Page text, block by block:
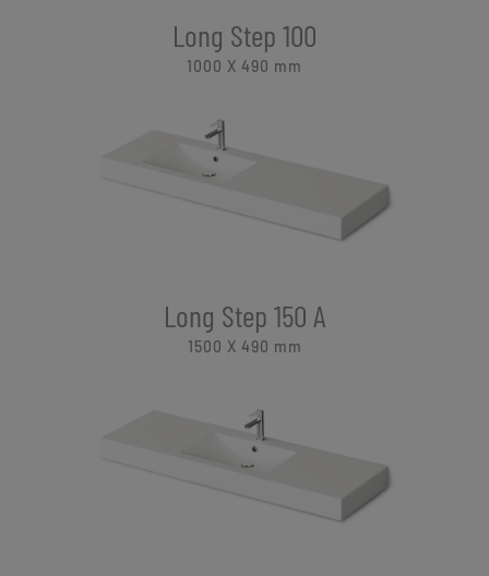
Long Step 100
1000 X 490 mm
Long Step 150 A
1500 X 490 mm